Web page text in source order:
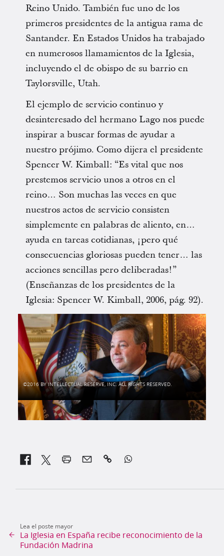
Reino Unido. También fue uno de los
primeros presidentes de la antigua rama de
Santander. En Estados Unidos ha trabajado
en numerosos llamamientos de la Iglesia,
incluyendo el de obispo de su barrio en
Taylorsville, Utah.
El ejemplo de servicio continuo y
desinteresado del hermano Lago nos puede
inspirar a buscar formas de ayudar a
nuestro prójimo. Como dijera el presidente
Spencer W. Kimball: “Es vital que nos
prestemos servicio unos a otros en el
reino… Son muchas las veces en que
nuestros actos de servicio consisten
simplemente en palabras de aliento, en…
ayuda en tareas cotidianas, ¡pero qué
consecuencias gloriosas pueden tener… las
acciones sencillas pero deliberadas!”
(Enseñanzas de los presidentes de la
Iglesia: Spencer W. Kimball, 2006, pág. 92).
2016 BY INTELLECTUAL RESERVE, INC. ALL RIGHTS RESERVED.
 
Lea el poste mayor
La Iglesia en España recibe reconocimiento de la
Fundación Madrina